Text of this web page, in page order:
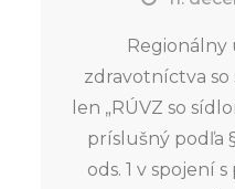
Regionálny
zdravotníctva so
len „RÚVZ so
príslušný podľa
ods. 1 v spojení